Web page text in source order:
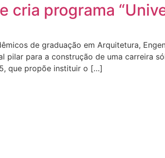
cria programa
de graduação em Arquitetura,
para a construção de uma carreira
que propõe instituir o […]